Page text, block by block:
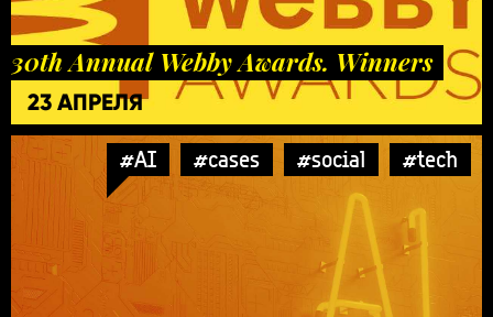
30th Annual Webby Awards. Winners
23 АПРЕЛЯ
#AI #cases #social #tech